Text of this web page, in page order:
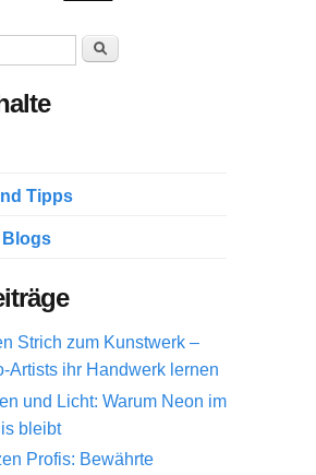
Suche
Tipps
Blogs
Strich zum Kunstwerk –
Artists ihr Handwerk lernen
und Licht: Warum Neon im
bleibt
Profis: Bewährte